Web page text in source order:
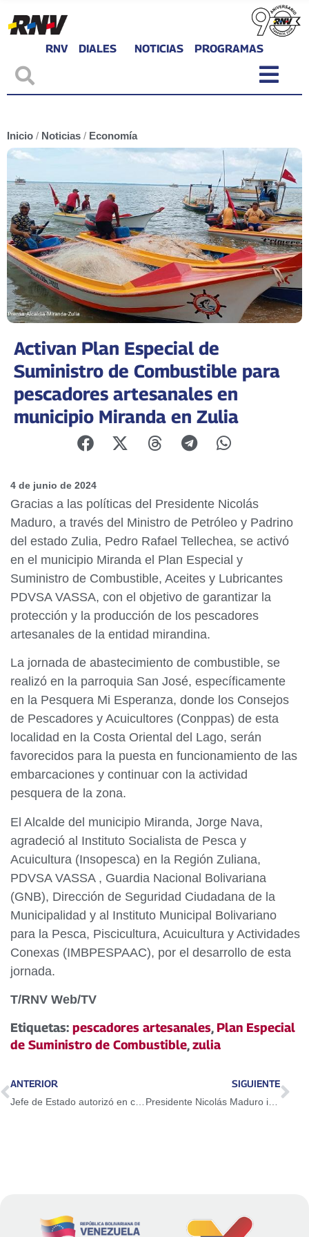
RNV DIALES NOTICIAS PROGRAMAS
Inicio / Noticias / Economía
Activan Plan Especial de
Suministro de Combustible para
pescadores artesanales en
municipio Miranda en Zulia
4 de junio de 2024
Gracias a las políticas del Presidente Nicolás
Maduro, a través del Ministro de Petróleo y Padrino
del estado Zulia, Pedro Rafael Tellechea, se activó
en el municipio Miranda el Plan Especial y
Suministro de Combustible, Aceites y Lubricantes
PDVSA VASSA, con el objetivo de garantizar la
protección y la producción de los pescadores
artesanales de la entidad mirandina.
La jornada de abastecimiento de combustible, se
realizó en la parroquia San José, específicamente
en la Pesquera Mi Esperanza, donde los Consejos
de Pescadores y Acuicultores (Conppas) de esta
localidad en la Costa Oriental del Lago, serán
favorecidos para la puesta en funcionamiento de las
embarcaciones y continuar con la actividad
pesquera de la zona.
El Alcalde del municipio Miranda, Jorge Nava,
agradeció al Instituto Socialista de Pesca y
Acuicultura (Insopesca) en la Región Zuliana,
PDVSA VASSA , Guardia Nacional Bolivariana
(GNB), Dirección de Seguridad Ciudadana de la
Municipalidad y al Instituto Municipal Bolivariano
para la Pesca, Piscicultura, Acuicultura y Actividades
Conexas (IMBPESPAAC), por el desarrollo de esta
jornada.
T/RNV Web/TV
Etiquetas: pescadores artesanales, Plan Especial
de Suministro de Combustible,zulia
ANTERIOR
Jefe de Estado autorizó en comodato por 50 años el edificio de Inavi del Zulia y ordenó la creación de la Casa Social Pastoral
SIGUIENTE
Presidente Nicolás Maduro inauguró nueva Farmapatria Bicentenaria en Betijoque